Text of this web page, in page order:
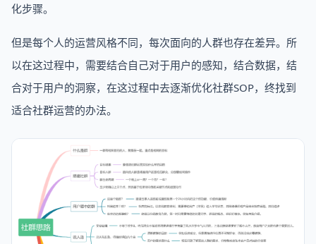
化步骤。
但是每个人的运营风格不同，每次面向的人群也存在差异。所
以在这过程中，需要结合自己对于用户的感知，结合数据，结
合对于用户的洞察，在这过程中去逐渐优化社群SOP，终找到
适合社群运营的办法。